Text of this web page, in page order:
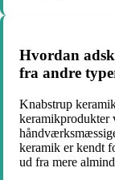
Hvordan
fra andre
Knabstrup
keramikprodukter
keramik er kendt
ud fra mere